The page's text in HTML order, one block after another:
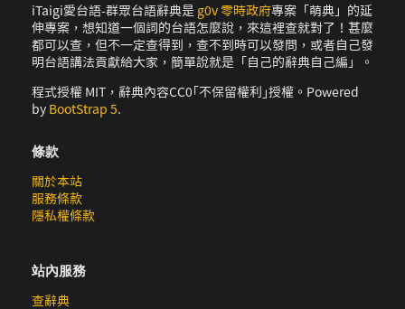
iTaigi愛台語-群眾台語辭典是 g0v 零時政府專案「萌典」的延
伸專案，想知道一個詞的台語怎麼說，來這裡查就對了！甚麼
都可以查，但不一定查得到，查不到時可以發問，或者自己發
明台語講法貢獻給大家，簡單說就是「自己的辭典自己編」。
程式授權 MIT，辭典內容CC0｢不保留權利｣授權。Powered
by BootStrap 5.
條款
關於本站
服務條款
隱私權條款
站內服務
查辭典